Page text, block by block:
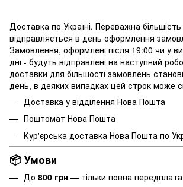
Доставка по Україні. Переважна
відправляється в день оформлення
Замовлення, оформлені після 19:00 чи у
дні - будуть відправлені на наступний
доставки для більшості замовлень
день, в деяких випадках цей строк може
Доставка у відділення Нова Пошта
Поштомат Нова Пошта
Кур'єрська доставка Нова Пошта по
📦 Умови
До 800 грн — тільки повна передплата